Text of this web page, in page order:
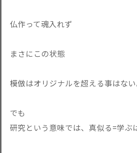
仏作って魂入れず
まさにこの状態
模倣はオリジナルを超える事はない
でも
研究という意味では、真似る=学ぶ